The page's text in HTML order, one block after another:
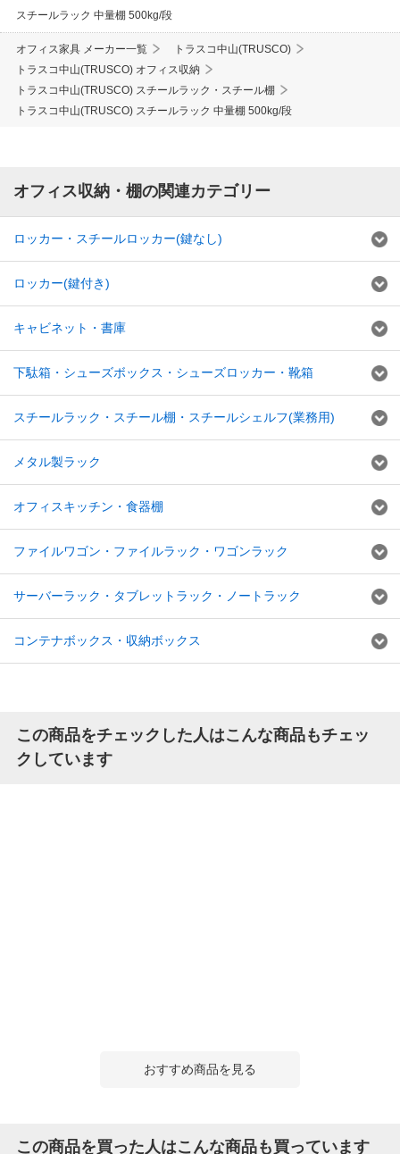
スチールラック 中量棚 500kg/段
オフィス家具 メーカー一覧
トラスコ中山(TRUSCO)
トラスコ中山(TRUSCO) オフィス収納
トラスコ中山(TRUSCO) スチールラック・スチール棚
トラスコ中山(TRUSCO) スチールラック 中量棚 500kg/段
オフィス収納・棚の関連カテゴリー
ロッカー・スチールロッカー(鍵なし)
ロッカー(鍵付き)
キャビネット・書庫
下駄箱・シューズボックス・シューズロッカー・靴箱
スチールラック・スチール棚・スチールシェルフ(業務用)
メタル製ラック
オフィスキッチン・食器棚
ファイルワゴン・ファイルラック・ワゴンラック
サーバーラック・タブレットラック・ノートラック
コンテナボックス・収納ボックス
この商品をチェックした人はこんな商品もチェッ
クしています
おすすめ商品を見る
この商品を買った人はこんな商品も買っています